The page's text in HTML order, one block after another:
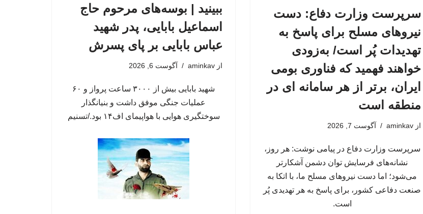
سرپرست وزارت دفاع: دست
نیروهای مسلح برای پاسخ به
تهدیدات پُر است/ به‌زودی
خواهند فهمید که فناوری بومی
ایران، برتر از هر سامانه ای در
منطقه است
از aminkav آگوست 7, 2026
سرپرست وزارت دفاع در پیامی نوشت: هر روز،
نشانه‌های فرسایش توان دشمن آشکارتر
می‌شود؛ اما دست نیروهای مسلح ما، با اتکا به
صنعت دفاعی کشور، برای پاسخ به هر تهدیدی پُر
است.
ببینید | بوسه‌های مرحوم حاج
اسماعیل بابایی، پدر شهید
عباس بابایی بر پای پسرش
از aminkav آگوست 6, 2026
شهید بابایی بیش از ۳۰۰۰ ساعت پرواز و ۶۰
عملیات جنگی موفق داشت و بنیانگذار
سوختگیری هوایی با هواپیمای اف۱۴ بود./تسنیم